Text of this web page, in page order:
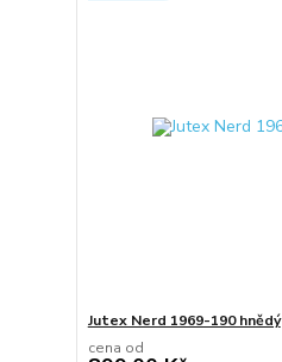
Jutex Nerd 1969-190 hnědý
cena od